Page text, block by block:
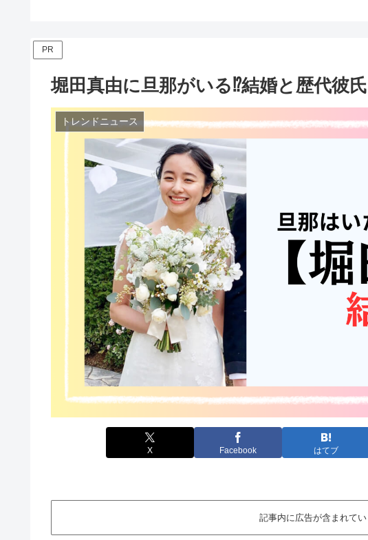
PR
堀田真由に旦那がいる⁉結婚と歴代彼
トレンドニュース
X Facebook はてブ
記事内に広告が含まれてい